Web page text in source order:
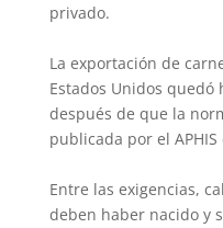
privado.
La exportación de
Estados Unidos
después de que la
publicada por el APHIS
Entre las exigencias,
deben haber nacido y